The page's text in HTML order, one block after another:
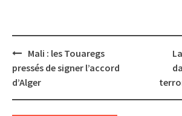
Post
navigation
Mali : les Touaregs
pressés de signer l’accord
d’Alger